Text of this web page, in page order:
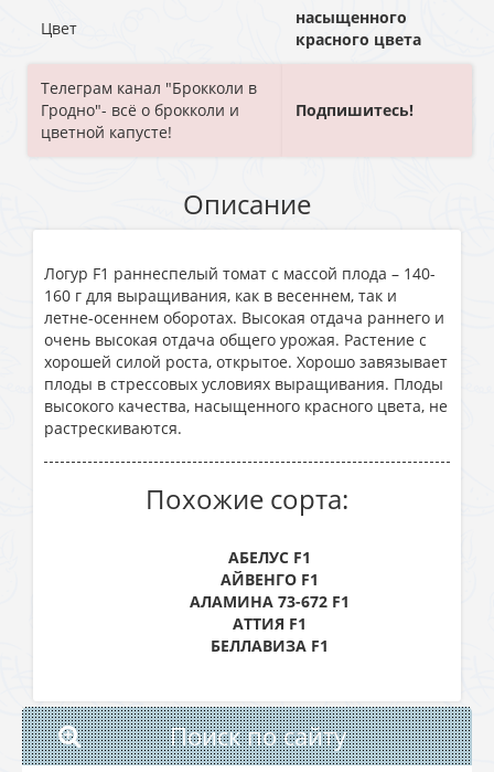
Цвет
насыщенного
красного цвета
Телеграм канал "Брокколи в
Гродно"- всё о брокколи и
цветной капусте!
Подпишитесь!
Описание
Логур F1 раннеспелый томат с массой плода – 140-
160 г для выращивания, как в весеннем, так и
летне-осеннем оборотах. Высокая отдача раннего и
очень высокая отдача общего урожая. Растение с
хорошей силой роста, открытое. Хорошо завязывает
плоды в стрессовых условиях выращивания. Плоды
высокого качества, насыщенного красного цвета, не
растрескиваются.
Похожие сорта:
АБЕЛУС F1
АЙВЕНГО F1
АЛАМИНА 73-672 F1
АТТИЯ F1
БЕЛЛАВИЗА F1
Поиск по сайту